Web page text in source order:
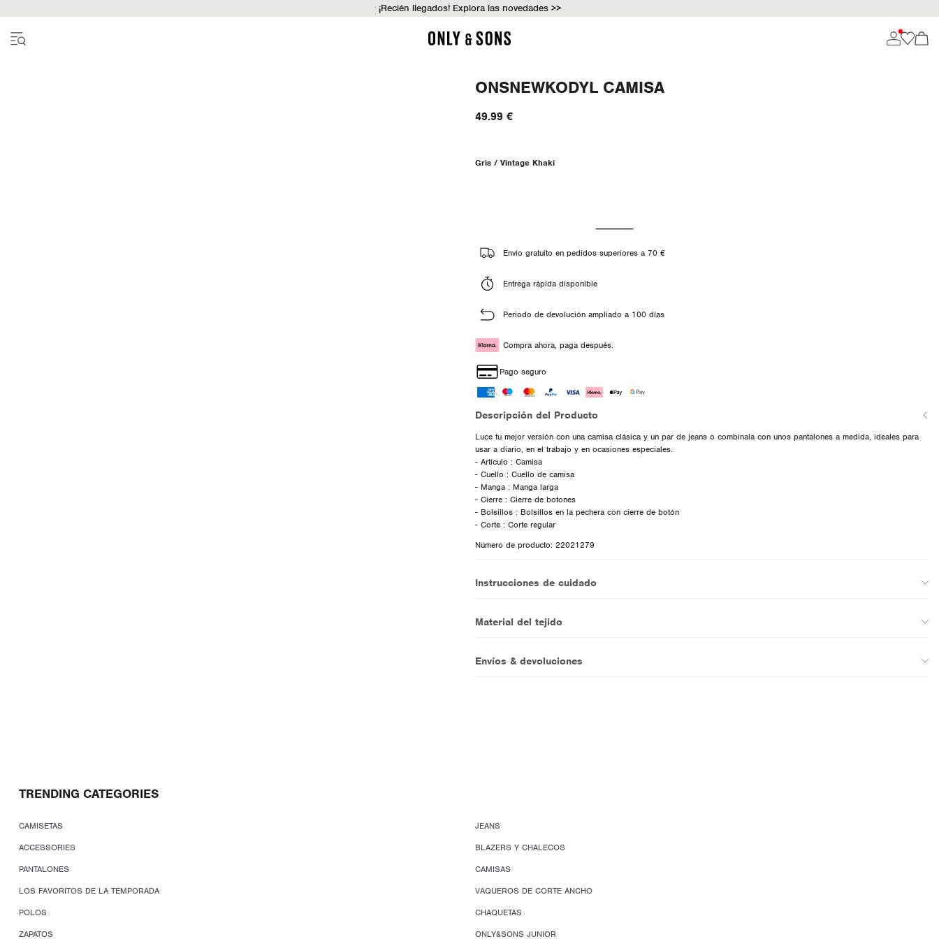
¡Recién llegados! Explora las novedades >>
ONSNEWKODYL CAMISA
49.99 €
Gris / Vintage Khaki
Envío gratuito en pedidos superiores a 70 €
Entrega rápida disponible
Periodo de devolución ampliado a 100 días
Compra ahora, paga después.
Pago seguro
Descripción del Producto
Luce tu mejor versión con una camisa clásica y un par de jeans o combínala con unos pantalones a medida, ideales para
usar a diario, en el trabajo y en ocasiones especiales.
- Artículo : Camisa
- Cuello : Cuello de camisa
- Manga : Manga larga
- Cierre : Cierre de botones
- Bolsillos : Bolsillos en la pechera con cierre de botón
- Corte : Corte regular
Número de producto: 22021279
Instrucciones de cuidado
Material del tejido
Envíos & devoluciones
TRENDING CATEGORIES
CAMISETAS
JEANS
ACCESSORIES
BLAZERS Y CHALECOS
PANTALONES
CAMISAS
LOS FAVORITOS DE LA TEMPORADA
VAQUEROS DE CORTE ANCHO
POLOS
CHAQUETAS
ZAPATOS
ONLY&SONS JUNIOR